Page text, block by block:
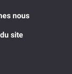
nous
site